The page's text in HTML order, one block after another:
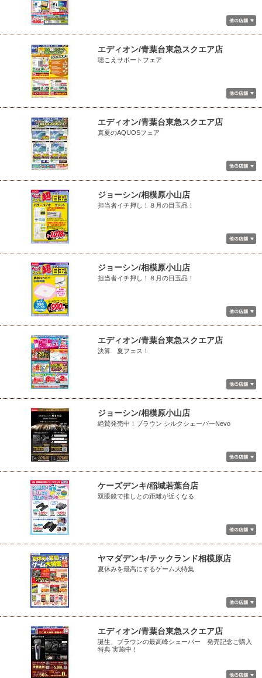
エディオン/青葉台東急スクエア店
聴こえサポートフェア
エディオン/青葉台東急スクエア店
真夏のAQUOSフェア
ジョーシン/相模原小山店
担当者イチ押し！８月の目玉品！
ジョーシン/相模原小山店
担当者イチ押し！８月の目玉品！
エディオン/青葉台東急スクエア店
決算 夏フェス！
ジョーシン/相模原小山店
絶賛発売中！ブラウン シルクシェーバーNevo
ケーズデンキ/稲城若葉台店
双眼鏡で推しとの距離が近くなる
ヤマダデンキ/テックランド相模原店
夏休みを最高にするゲーム大特集
エディオン/青葉台東急スクエア店
誕生、ブラウンの最高峰シェーバー 発売記念ご購入
特典 実施中！